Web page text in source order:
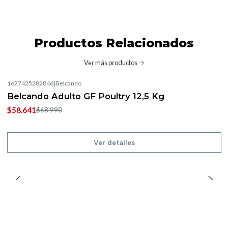
Productos Relacionados
Ver más productos
No disponible
1627425282846|Belcando
Belcando Adulto GF Poultry 12,5 Kg
$58.641$68.990
Ver detalles